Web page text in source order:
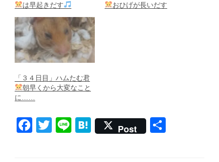
は早起きだす
おひげが長いだす
「３４日目」ハムたむ君
朝早くから大変なこと
に……
F
T
Li
H
Post